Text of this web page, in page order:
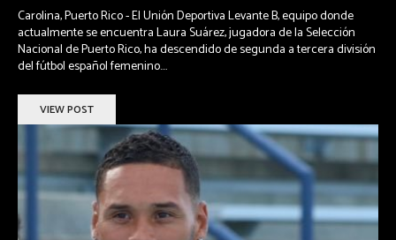
Carolina, Puerto Rico - El Unión Deportiva Levante B, equipo donde
actualmente se encuentra Laura Suárez, jugadora de la Selección
Nacional de Puerto Rico, ha descendido de segunda a tercera división
del fútbol español femenino....
VIEW POST